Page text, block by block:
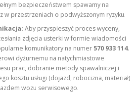
bezpieczeństwem spawamy na
w przestrzeniach o podwyższonym ryzyku.
Aby przyspieszyć proces wyceny,
zdjęcia usterki w formie wiadomości
komunikatory na numer 570 933 114.
dyżurnemu na natychmiastowe
prac, dobranie metody spawalniczej i
kosztu usługi (dojazd, robocizna, materiał)
wozu serwisowego.